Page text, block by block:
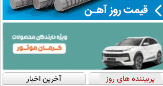
پربیننده های روز آخرین اخبار